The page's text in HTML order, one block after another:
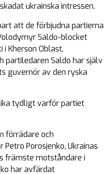
ukrainska intressen.
att de förbjudna partierna
Saldo-blocket
Kherson Oblast,
partiledaren Saldo har själv
guvernör av den ryska
tydligt varför partiet
förrädare och
Porosjenko, Ukrainas
främste motståndare i
har avfärdat